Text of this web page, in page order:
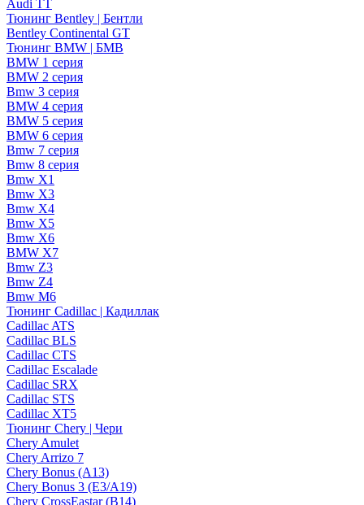
Audi TT
Тюнинг Bentley | Бентли
Bentley Continental GT
Тюнинг BMW | БМВ
BMW 1 серия
BMW 2 серия
Bmw 3 серия
BMW 4 серия
BMW 5 серия
BMW 6 серия
Bmw 7 серия
Bmw 8 серия
Bmw X1
Bmw X3
Bmw X4
Bmw X5
Bmw X6
BMW X7
Bmw Z3
Bmw Z4
Bmw М6
Тюнинг Cadillac | Кадиллак
Cadillac ATS
Cadillac BLS
Cadillac CTS
Cadillac Escalade
Cadillac SRX
Cadillac STS
Cadillac XT5
Тюнинг Chery | Чери
Chery Amulet
Chery Arrizo 7
Chery Bonus (A13)
Chery Bonus 3 (E3/A19)
Chery CrossEastar (B14)